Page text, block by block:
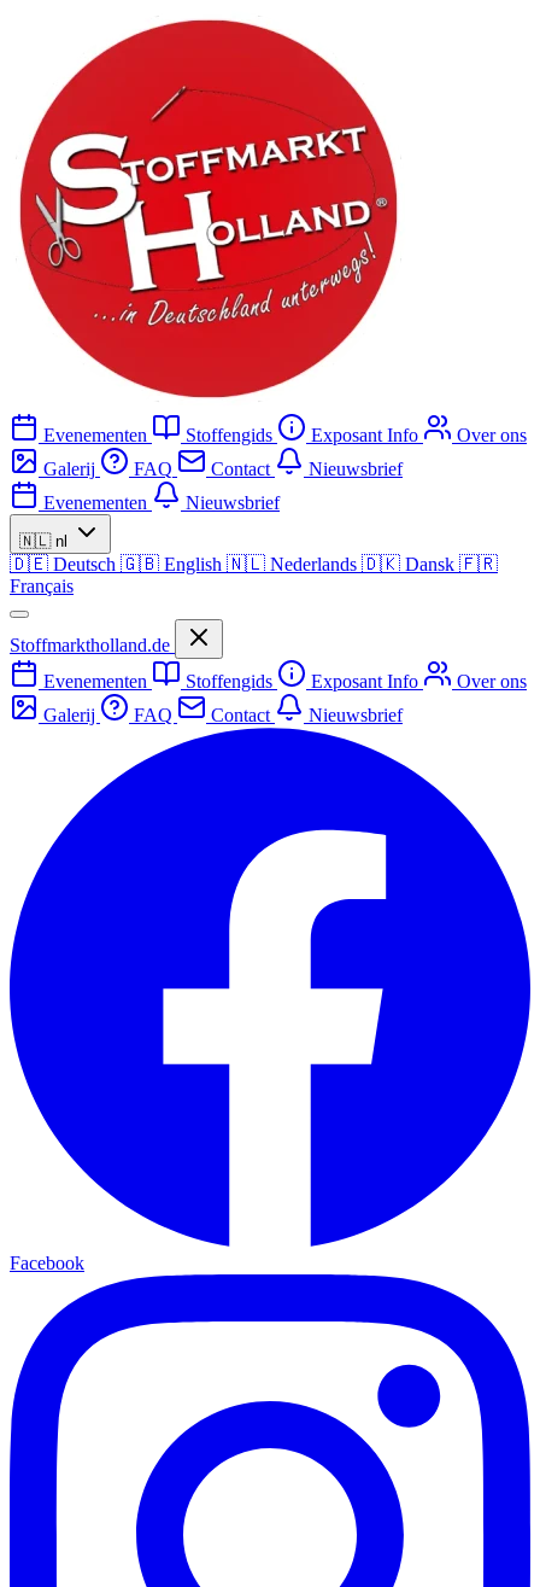
Evenementen Stoffengids Exposant Info
Over ons
Galerij
FAQ Contact
Nieuwsbrief
Evenementen
Nieuwsbrief
🇳🇱 nl
🇩🇪 Deutsch 🇬🇧 English 🇳🇱 Nederlands 🇩🇰 Dansk 🇫🇷
Français
Stoffmarktholland.de
Evenementen
Stoffengids Exposant Info
Over ons
Galerij
FAQ Contact Nieuwsbrief
Facebook